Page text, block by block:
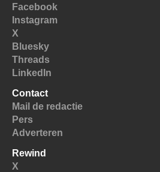
Facebook
Instagram
X
Bluesky
Threads
LinkedIn
Contact
Mail de redactie
Pers
Adverteren
Rewind
X